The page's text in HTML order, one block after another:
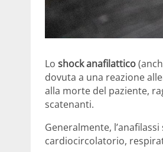
Lo shock anafilattico
dovuta a una reazione
alla morte del paziente,
scatenanti.
Generalmente,
cardiocircolatorio,